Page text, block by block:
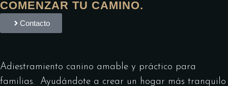
COMENZAR TU CAMINO.
Contacto
Adiestramiento canino amable y práctico para
familias. Ayudándote a crear un hogar más tranquilo